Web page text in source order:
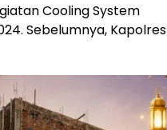
Cooling System
Sebelumnya, Kapolres